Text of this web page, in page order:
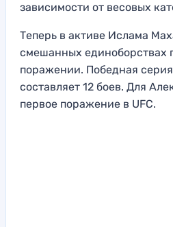
зависимости от весовых
Теперь в активе Ислама
смешанных единоборствах
поражении. Победная
составляет 12 боев. Для
первое поражение в UFC.